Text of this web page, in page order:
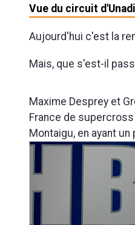
Vue du circuit
Aujourd'hui c'est la
Mais, que s'est-il
Maxime Desprey et
France de
Montaigu, en ayant